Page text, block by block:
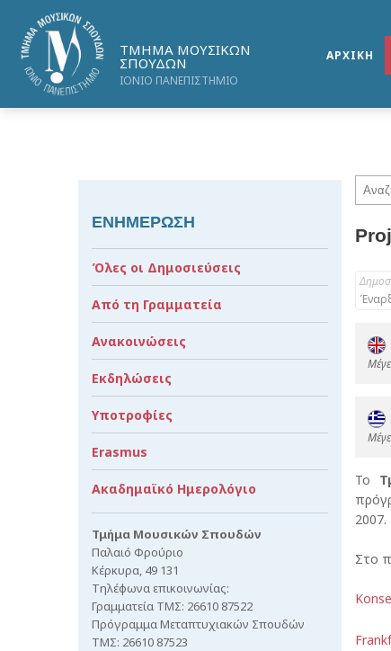
ΤΜΗΜΑ ΜΟΥΣΙΚΩΝ
ΣΠΟΥΔΩΝ
ΙΟΝΙΟ ΠΑΝΕΠΙΣΤΗΜΙΟ
ΑΡΧΙΚΗ
Το
2007.
Στο
ΕΝΗΜΕΡΩΣΗ
Όλες οι Δημοσιεύσεις
Από τη Γραμματεία
Ανακοινώσεις
Εκδηλώσεις
Υποτροφίες
Erasmus
Ακαδημαϊκό Ημερολόγιο
Τμήμα Μουσικών Σπουδών
Παλαιό Φρούριο
Κέρκυρα, 49 131
Τηλέφωνα επικοινωνίας:
Γραμματεία ΤΜΣ: 26610 87522
Πρόγραμμα Μεταπτυχιακών Σπουδών
ΤΜΣ: 26610 87523